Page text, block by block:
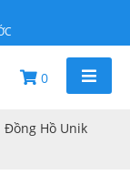
0
Đồng Hồ Unik